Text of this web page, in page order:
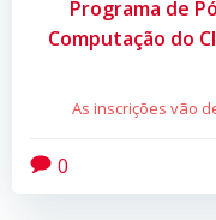
Programa de
Computação do
As inscrições vão
0